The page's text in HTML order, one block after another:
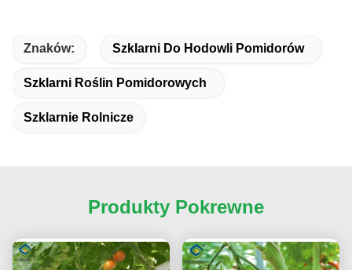
Znaków: Szklarni Do Hodowli Pomidorów
Szklarni Roślin Pomidorowych
Szklarnie Rolnicze
Produkty Pokrewne